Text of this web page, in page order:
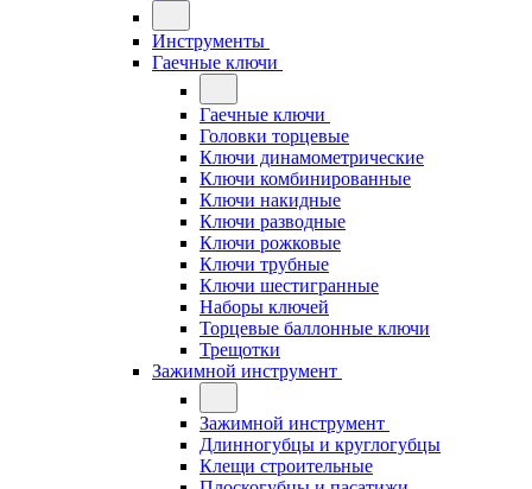
Инструменты
Гаечные ключи
Гаечные ключи
Головки торцевые
Ключи динамометрические
Ключи комбинированные
Ключи накидные
Ключи разводные
Ключи рожковые
Ключи трубные
Ключи шестигранные
Наборы ключей
Торцевые баллонные ключи
Трещотки
Зажимной инструмент
Зажимной инструмент
Длинногубцы и круглогубцы
Клещи строительные